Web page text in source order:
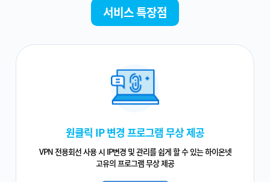
서비스 특장점
원클릭 IP 변경 프로그램 무상 제공
VPN 전용회선 사용 시 IP변경 및 관리를 쉽게 할 수 있는 하이온넷
고유의 프로그램 무상 제공